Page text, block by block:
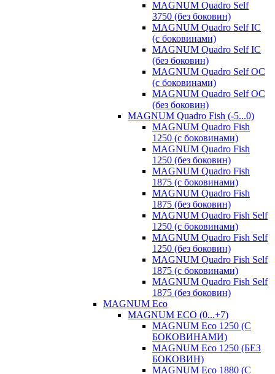
MAGNUM Quadro Self
3750 (без боковин)
MAGNUM Quadro Self IC
(с боковинами)
MAGNUM Quadro Self IC
(без боковин)
MAGNUM Quadro Self OC
(с боковинами)
MAGNUM Quadro Self OC
(без боковин)
MAGNUM Quadro Fish (-5...0)
MAGNUM Quadro Fish
1250 (с боковинами)
MAGNUM Quadro Fish
1250 (без боковин)
MAGNUM Quadro Fish
1875 (с боковинами)
MAGNUM Quadro Fish
1875 (без боковин)
MAGNUM Quadro Fish Self
1250 (с боковинами)
MAGNUM Quadro Fish Self
1250 (без боковин)
MAGNUM Quadro Fish Self
1875 (с боковинами)
MAGNUM Quadro Fish Self
1875 (без боковин)
MAGNUM Eco
MAGNUM ECO (0...+7)
MAGNUM Eco 1250 (С
БОКОВИНАМИ)
MAGNUM Eco 1250 (БЕЗ
БОКОВИН)
MAGNUM Eco 1880 (С